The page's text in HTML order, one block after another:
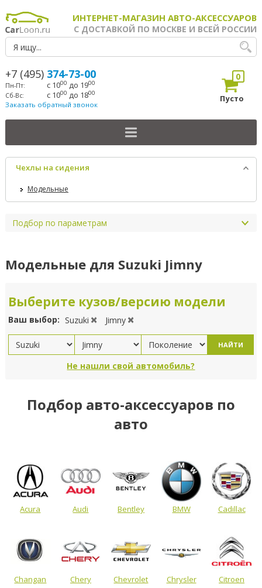
ИНТЕРНЕТ-МАГАЗИН АВТО-АКСЕССУАРОВ
С ДОСТАВКОЙ ПО МОСКВЕ И ВСЕЙ РОССИИ
+7 (495) 374-73-00
Пн-Пт: с 1000 до 1900
Сб-Вс: с 1000 до 1800
Заказать обратный звонок
0
Пусто
Чехлы на сидения
Модельные
Подбор по параметрам
Модельные для Suzuki Jimny
Выберите кузов/версию модели
Ваш выбор: Suzuki Jimny
НАЙТИ
Не нашли свой автомобиль?
Подбор авто-аксессуаров по
авто
Acura Audi Bentley BMW Cadillac
Changan Chery Chevrolet Chrysler Citroen